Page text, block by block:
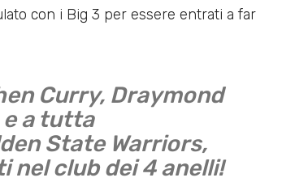
con i Big 3 per essere entrati a far
Curry, Draymond
e a tutta
State Warriors,
nel club dei 4 anelli!